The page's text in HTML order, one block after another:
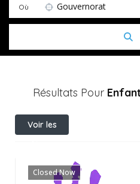
Où Gouvernorat
Résultats Pour
Voir les
Closed Now